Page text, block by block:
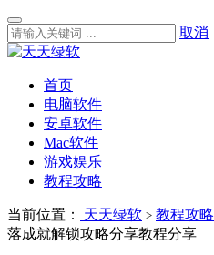
取消
首页
电脑软件
安卓软件
Mac软件
游戏娱乐
教程攻略
当前位置： 天天绿软 > 教程攻略
落成就解锁攻略分享教程分享